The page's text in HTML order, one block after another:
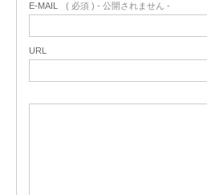
E-MAIL ( 必須 ) - 公開されません -
URL